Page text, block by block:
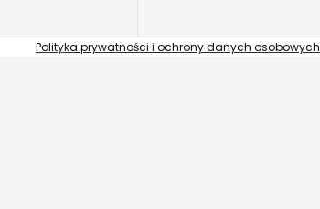
Polityka prywatności i ochrony danych osobowych